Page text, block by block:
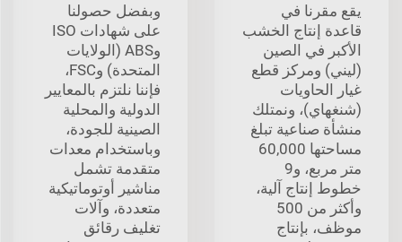
يقع مقرنا في
قاعدة إنتاج الخشب
الأكبر في الصين
(ليني) ومركز قطع
غيار الحاويات
(شنغهاي)، ونمتلك
منشأة صناعية تبلغ
مساحتها 60,000
متر مربع، و9
خطوط إنتاج آلية،
وأكثر من 500
موظف، بإنتاج
وبفضل حصولنا
على شهادات ISO
وABS (الولايات
المتحدة) وFSC،
فإننا نلتزم بالمعايير
الدولية والمحلية
الصينية للجودة،
وباستخدام معدات
متقدمة تشمل
مناشير أوتوماتيكية
متعددة، وآلات
تغليف رقائق